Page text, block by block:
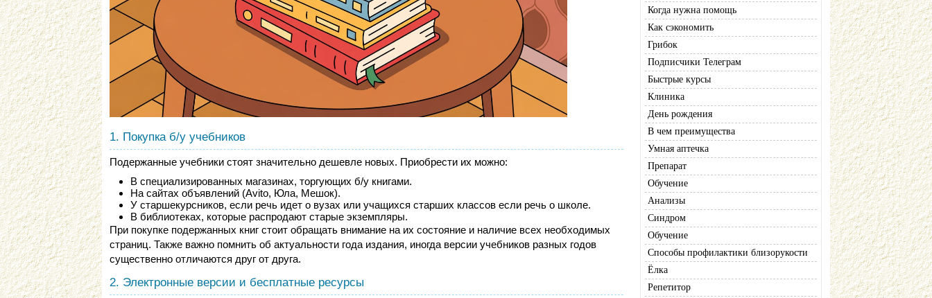
1. Покупка б/у учебников
Подержанные учебники стоят значительно дешевле новых. Приобрести их можно:
В специализированных магазинах, торгующих б/у книгами.
На сайтах объявлений (Avito, Юла, Мешок).
У старшекурсников, если речь идет о вузах или учащихся старших классов если речь о школе.
В библиотеках, которые распродают старые экземпляры.
При покупке подержанных книг стоит обращать внимание на их состояние и наличие всех необходимых
страниц. Также важно помнить об актуальности года издания, иногда версии учебников разных годов
существенно отличаются друг от друга.
2. Электронные версии и бесплатные ресурсы
Когда нужна помощь
Как сэкономить
Грибок
Подписчики Телеграм
Быстрые курсы
Клиника
День рождения
В чем преимущества
Умная аптечка
Препарат
Обучение
Анализы
Синдром
Обучение
Способы профилактики близорукости
Ёлка
Репетитор